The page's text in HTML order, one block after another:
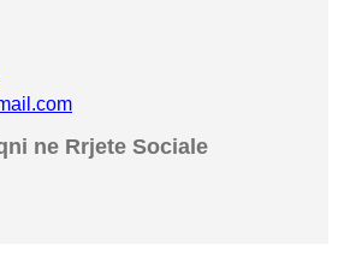
ne Rrjete Sociale